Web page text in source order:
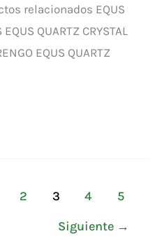
relacionados EQUS
QUARTZ CRYSTAL
EQUS QUARTZ
2 3 4
5
Siguiente →